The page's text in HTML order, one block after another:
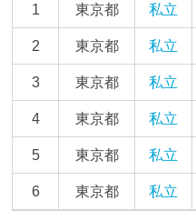
1 東京都 私立
2 東京都 私立
3 東京都 私立
4 東京都 私立
5 東京都 私立
6 東京都 私立